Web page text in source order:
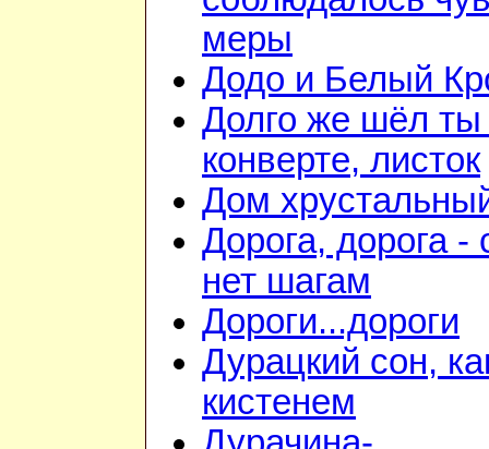
меры
Додо и Белый
Долго же шёл ты
конверте, листок
Дом
Дорога, дорога -
нет шагам
Дороги...дороги
Дурацкий сон,
кистенем